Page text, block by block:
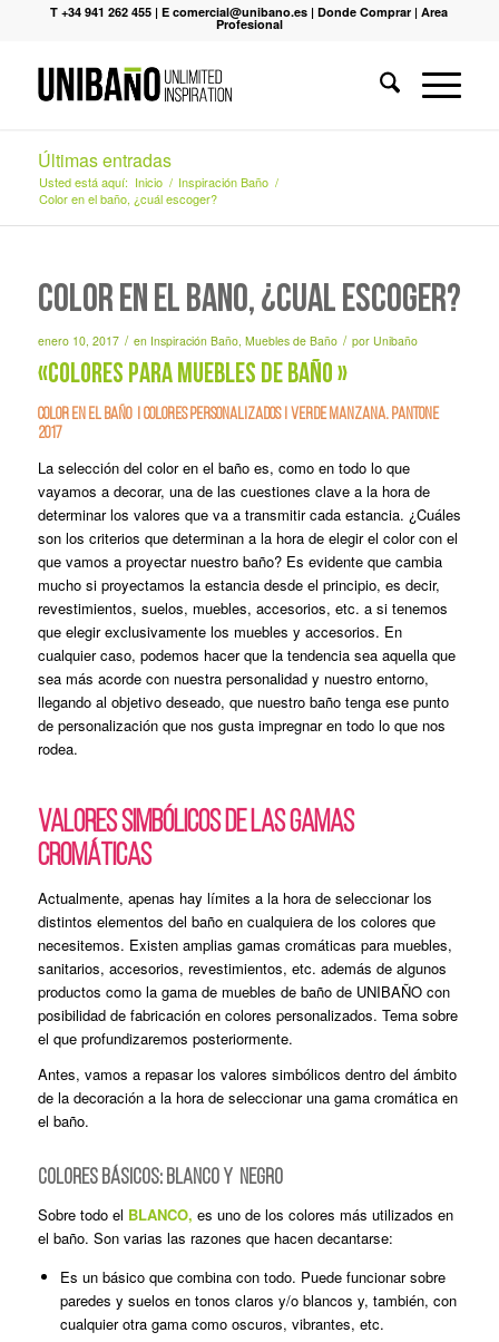
T +34 941 262 455 |E comercial@unibano.es |Donde Comprar |Area
Profesional
Últimas entradas
Usted está aquí: Inicio / Inspiración Baño /
Color en el baño, ¿cuál escoger?
Color en el baño, ¿cuál escoger?
enero 10, 2017 / en Inspiración Baño, Muebles de Baño / por Unibaño
«Colores para muebles de baño »
Color en el baño| Colores personalizados Verde manzana. Pantone
2017
La selección del color en el baño es, como en todo lo que
vayamos a decorar, una de las cuestiones clave a la hora de
determinar los valores que va a transmitir cada estancia. ¿Cuáles
son los criterios que determinan a la hora de elegir el color con el
que vamos a proyectar nuestro baño? Es evidente que cambia
mucho si proyectamos la estancia desde el principio, es decir,
revestimientos, suelos, muebles, accesorios, etc. a si tenemos
que elegir exclusivamente los muebles y accesorios. En
cualquier caso, podemos hacer que la tendencia sea aquella que
sea más acorde con nuestra personalidad y nuestro entorno,
llegando al objetivo deseado, que nuestro baño tenga ese punto
de personalización que nos gusta impregnar en todo lo que nos
rodea.
VALORES SIMBÓLICOS DE LAS GAMAS
CROMÁTICAS
Actualmente, apenas hay límites a la hora de seleccionar los
distintos elementos del baño en cualquiera de los colores que
necesitemos. Existen amplias gamas cromáticas para muebles,
sanitarios, accesorios, revestimientos, etc. además de algunos
productos como la gama de muebles de baño de UNIBAÑO con
posibilidad de fabricación en colores personalizados. Tema sobre
el que profundizaremos posteriormente.
Antes, vamos a repasar los valores simbólicos dentro del ámbito
de la decoración a la hora de seleccionar una gama cromática en
el baño.
COLORES BÁSICOS: BLANCO y NEGRO
Sobre todo el BLANCO, es uno de los colores más utilizados en
el baño. Son varias las razones que hacen decantarse:
Es un básico que combina con todo. Puede funcionar sobre
paredes y suelos en tonos claros y/o blancos y, también, con
cualquier otra gama como oscuros, vibrantes, etc.